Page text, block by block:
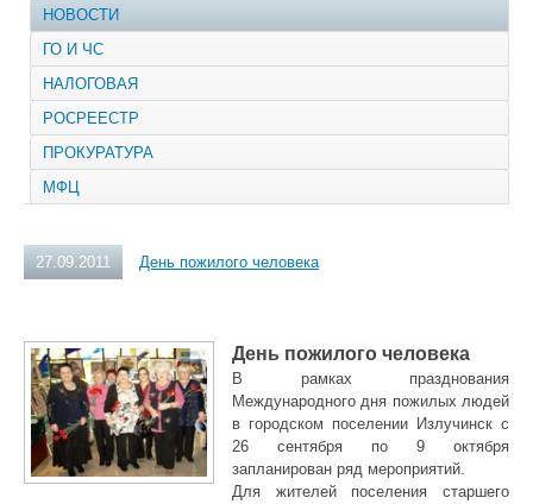
НОВОСТИ
ГО И ЧС
НАЛОГОВАЯ
РОСРЕЕСТР
ПРОКУРАТУРА
МФЦ
27.09.2011 День пожилого человека
День пожилого человека
В рамках празднования
Международного дня пожилых людей
в городском поселении Излучинск с
26 сентября по 9 октября
запланирован ряд мероприятий.
Для жителей поселения старшего